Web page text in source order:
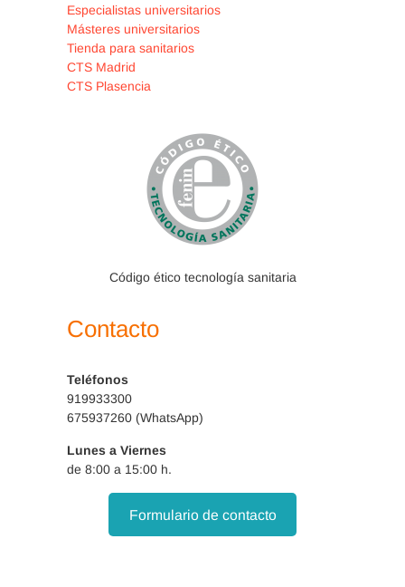
Especialistas universitarios
Másteres universitarios
Tienda para sanitarios
CTS Madrid
CTS Plasencia
Código ético tecnología sanitaria
Contacto
Teléfonos
919933300
675937260 (WhatsApp)
Lunes a Viernes
de 8:00 a 15:00 h.
Formulario de contacto